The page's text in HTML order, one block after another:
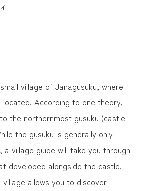
village of Janagusuku, where
located. According to one theory,
the northernmost gusuku (castle
the gusuku is generally only
a village guide will take you through
developed alongside the castle.
village allows you to discover